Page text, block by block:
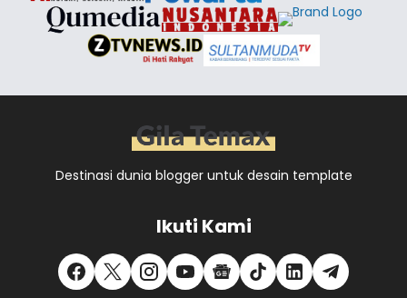
Destinasi dunia blogger untuk desain template
Ikuti Kami